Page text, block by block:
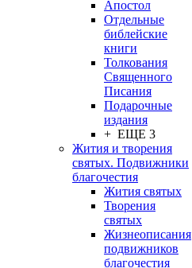
Апостол
Отдельные
библейские
книги
Толкования
Священного
Писания
Подарочные
издания
+ ЕЩЕ 3
Жития и творения
святых. Подвижники
благочестия
Жития святых
Творения
святых
Жизнеописания
подвижников
благочестия